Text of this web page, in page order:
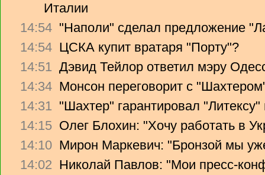
Италии
14:54 "Наполи" сделал предложение
14:54 ЦСКА купит вратаря "Порту"?
14:51 Дэвид Тейлор ответил мэру
14:34 Монсон переговорит с
14:31 "Шахтер" гарантировал
14:15 Олег Блохин: "Хочу работать в
14:10 Мирон Маркевич: "Бронзой мы
14:02 Николай Павлов: "Мои пресс-